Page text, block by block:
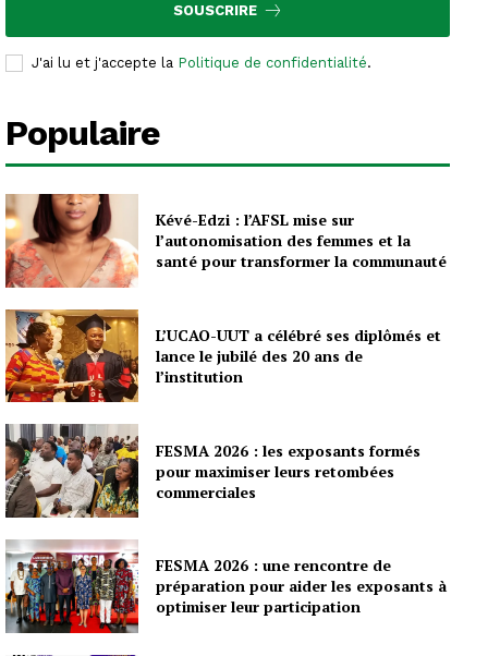
SOUSCRIRE
J'ai lu et j'accepte la Politique de confidentialité.
Populaire
Kévé-Edzi : l’AFSL mise sur
l’autonomisation des femmes et la
santé pour transformer la communauté
L’UCAO-UUT a célébré ses diplômés et
lance le jubilé des 20 ans de
l’institution
FESMA 2026 : les exposants formés
pour maximiser leurs retombées
commerciales
FESMA 2026 : une rencontre de
préparation pour aider les exposants à
optimiser leur participation